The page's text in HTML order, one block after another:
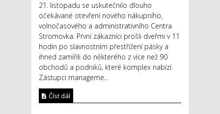
21. listopadu se uskutečnilo dlouho
očekávané otevření nového nákupního,
volnočasového a administrativního Centra
Stromovka. První zákazníci prošli dveřmi v 11
hodin po slavnostním přestřižení pásky a
ihned zamířili do některého z více než 90
obchodů a podniků, které komplex nabízí.
Zástupci manageme...
Číst dál